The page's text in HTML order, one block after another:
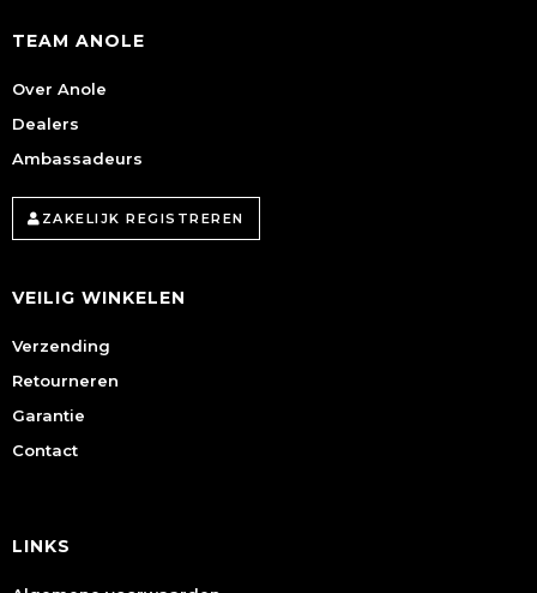
TEAM ANOLE
Over Anole
Dealers
Ambassadeurs
ZAKELIJK REGISTREREN
VEILIG WINKELEN
Verzending
Retourneren
Garantie
Contact
LINKS